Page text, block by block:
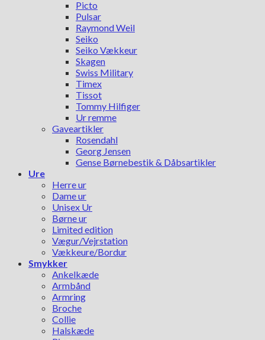
Picto
Pulsar
Raymond Weil
Seiko
Seiko Vækkeur
Skagen
Swiss Military
Timex
Tissot
Tommy Hilfiger
Ur remme
Gaveartikler
Rosendahl
Georg Jensen
Gense Børnebestik & Dåbsartikler
Ure
Herre ur
Dame ur
Unisex Ur
Børne ur
Limited edition
Vægur/Vejrstation
Vækkeure/Bordur
Smykker
Ankelkæde
Armbånd
Armring
Broche
Collie
Halskæde